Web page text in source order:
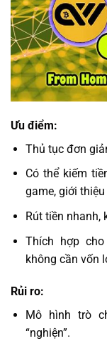
Ưu điểm:
Thủ tục đơn
Có thể kiếm
game, giới thiệu
Rút tiền nhanh,
Thích hợp
không cần vốn
Rủi ro:
Mô hình trò
“nghiện”.